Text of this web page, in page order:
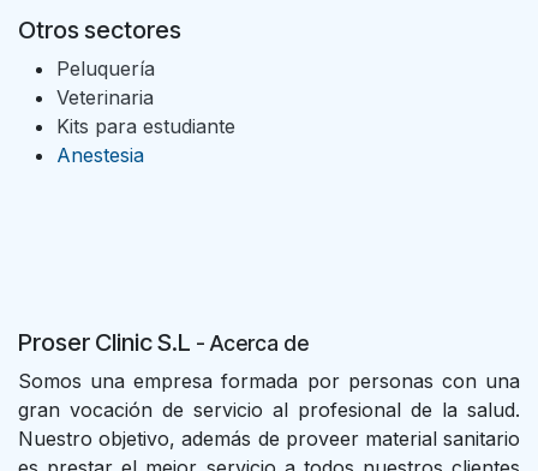
Otros sectores
Peluquería
Veterinaria
Kits para estudiante
Anestesia
Proser Clinic S.L - Acerca de
Somos una empresa formada por personas con una
gran vocación de servicio al profesional de la salud.
Nuestro objetivo, además de proveer material sanitario